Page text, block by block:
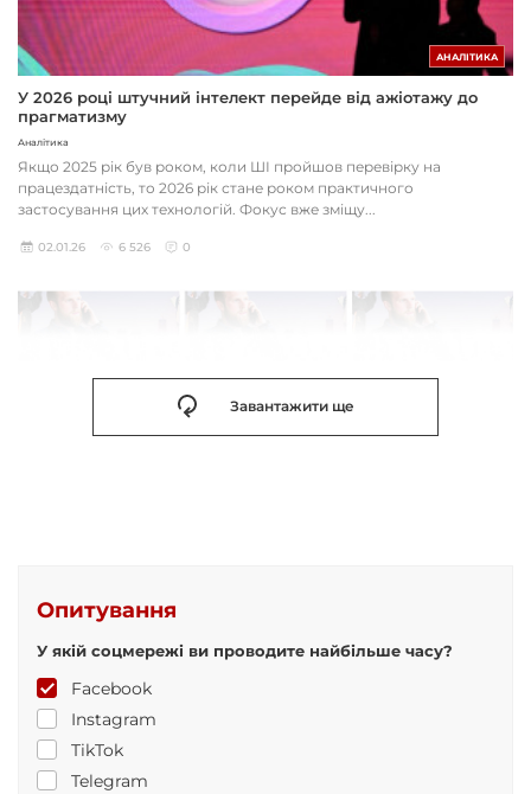
АНАЛІТИКА
У 2026 році штучний інтелект перейде від ажіотажу до
прагматизму
Аналітика
Якщо 2025 рік був роком, коли ШІ пройшов перевірку на
працездатність, то 2026 рік стане роком практичного
застосування цих технологій. Фокус вже зміщу...
02.01.26 6 526 0
Завантажити ще
Опитування
У якій соцмережі ви проводите найбільше часу?
Facebook
Instagram
TikTok
Telegram